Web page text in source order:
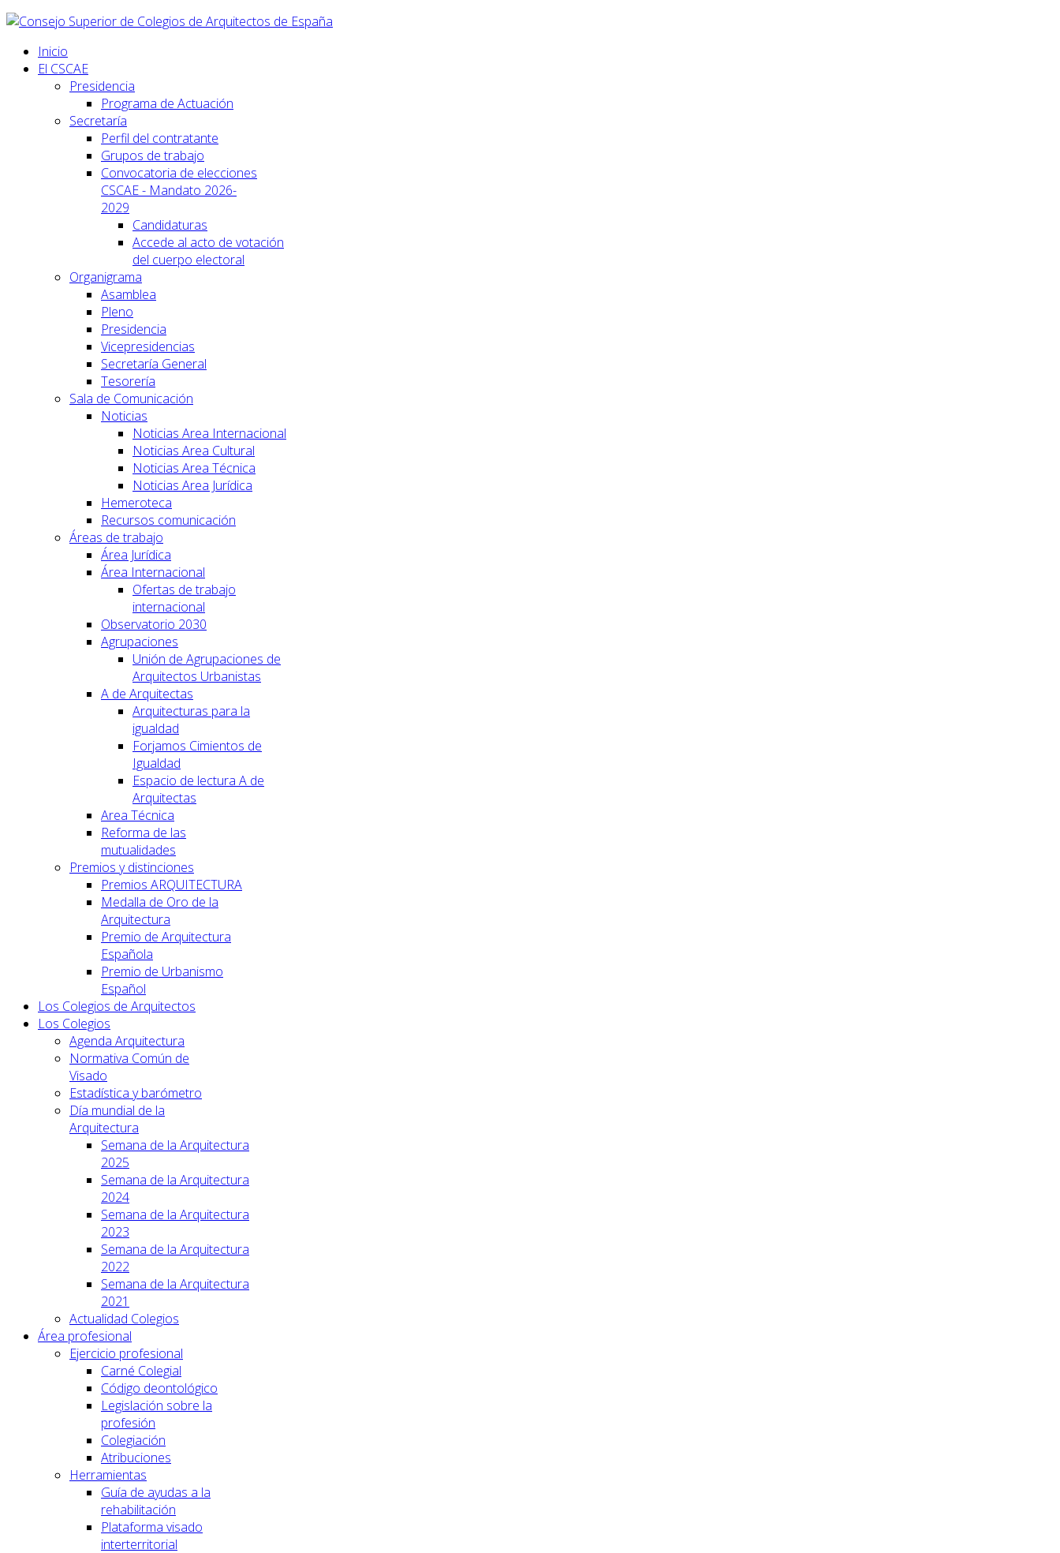
Inicio
El CSCAE
Presidencia
Programa de Actuación
Secretaría
Perfil del contratante
Grupos de trabajo
Convocatoria de elecciones
CSCAE - Mandato 2026-
2029
Candidaturas
Accede al acto de votación
del cuerpo electoral
Organigrama
Asamblea
Pleno
Presidencia
Vicepresidencias
Secretaría General
Tesorería
Sala de Comunicación
Noticias
Noticias Area Internacional
Noticias Area Cultural
Noticias Area Técnica
Noticias Area Jurídica
Hemeroteca
Recursos comunicación
Áreas de trabajo
Área Jurídica
Área Internacional
Ofertas de trabajo
internacional
Observatorio 2030
Agrupaciones
Unión de Agrupaciones de
Arquitectos Urbanistas
A de Arquitectas
Arquitecturas para la
igualdad
Forjamos Cimientos de
Igualdad
Espacio de lectura A de
Arquitectas
Area Técnica
Reforma de las
mutualidades
Premios y distinciones
Premios ARQUITECTURA
Medalla de Oro de la
Arquitectura
Premio de Arquitectura
Española
Premio de Urbanismo
Español
Los Colegios de Arquitectos
Los Colegios
Agenda Arquitectura
Normativa Común de
Visado
Estadística y barómetro
Día mundial de la
Arquitectura
Semana de la Arquitectura
2025
Semana de la Arquitectura
2024
Semana de la Arquitectura
2023
Semana de la Arquitectura
2022
Semana de la Arquitectura
2021
Actualidad Colegios
Área profesional
Ejercicio profesional
Carné Colegial
Código deontológico
Legislación sobre la
profesión
Colegiación
Atribuciones
Herramientas
Guía de ayudas a la
rehabilitación
Plataforma visado
interterritorial